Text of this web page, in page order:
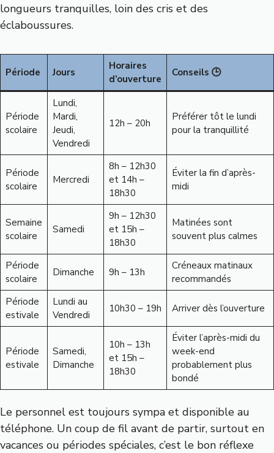
longueurs tranquilles, loin des cris et des
éclaboussures.
Période Jours
Horaires
d’ouverture
Conseils 🕒
Période
scolaire
Lundi,
Mardi,
Jeudi,
Vendredi
12h – 20h
Préférer tôt le lundi
pour la tranquillité
Période
scolaire
Mercredi
8h – 12h30
et 14h –
18h30
Éviter la fin d’après-
midi
Semaine
scolaire
Samedi
9h – 12h30
et 15h –
18h30
Matinées sont
souvent plus calmes
Période
scolaire
Dimanche 9h – 13h
Créneaux matinaux
recommandés
Période
estivale
Lundi au
Vendredi
10h30 – 19h Arriver dès l’ouverture
Période
estivale
Samedi,
Dimanche
10h – 13h
et 15h –
18h30
Éviter l’après-midi du
week-end
probablement plus
bondé
Le personnel est toujours sympa et disponible au
téléphone. Un coup de fil avant de partir, surtout en
vacances ou périodes spéciales, c’est le bon réflexe